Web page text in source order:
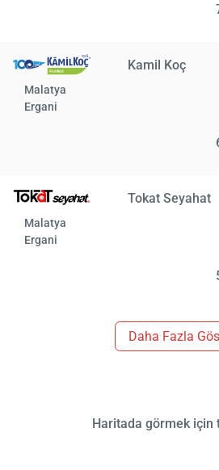
Kamil Koç
Malatya
Ergani
Tokat Seyahat
Malatya
Ergani
Daha Fazla
Haritada görmek için